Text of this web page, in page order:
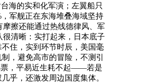
海的实和化军演；左翼船只
军舰正在东海堆叠海域坚持
擦还能通过热线德律风、军
清晰：实打起来，日本底子
住，实到环节时辰，美国毫
，避免高市的冒险，不测引
票，平易近生耗不起——若是
乎，还激发周边国度集体。